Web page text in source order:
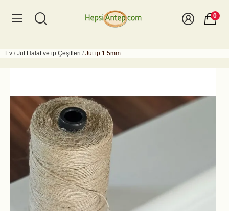
0
Ev Jut Halat ve ip Çeşitleri Jut ip 1.5mm